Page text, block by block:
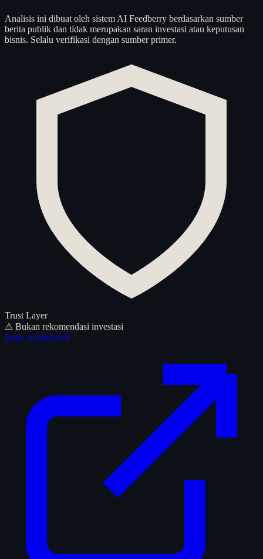
Analisis ini dibuat oleh sistem AI Feedberry berdasarkan sumber
berita publik dan tidak merupakan saran investasi atau keputusan
bisnis. Selalu verifikasi dengan sumber primer.
Trust Layer
⚠ Bukan rekomendasi investasi
Buka Artikel Asli